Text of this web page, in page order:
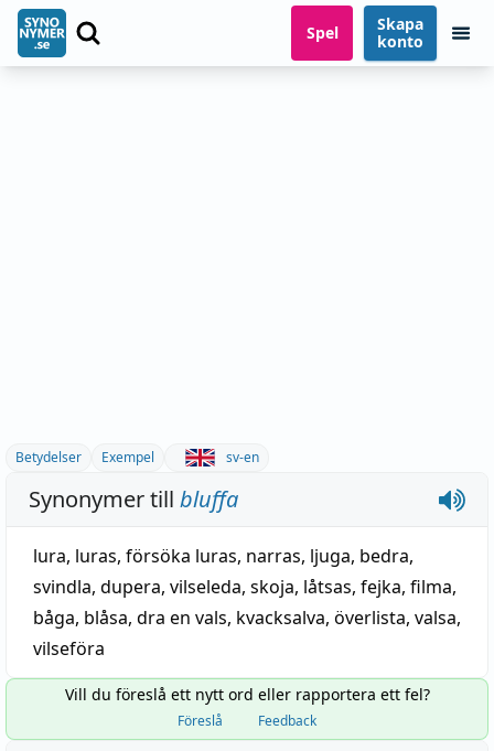
Spel
Skapa
konto
Betydelser Exempel sv-en
Synonymer till bluffa
lura, luras, försöka luras, narras, ljuga, bedra,
svindla, dupera, vilseleda, skoja, låtsas, fejka, filma,
båga, blåsa, dra en vals, kvacksalva, överlista, valsa,
vilseföra
Vill du föreslå ett nytt ord eller rapportera ett fel?
Föreslå Feedback